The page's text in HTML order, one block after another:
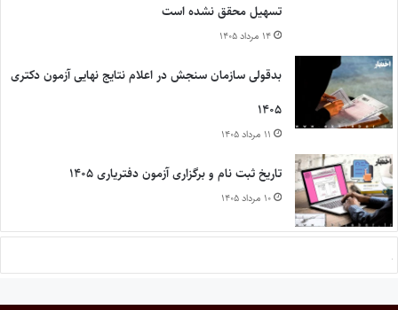
تسهیل محقق نشده است
۱۴ مرداد ۱۴۰۵
بدقولی سازمان سنجش در اعلام نتایج نهایی آزمون دکتری
۱۴۰۵
۱۱ مرداد ۱۴۰۵
تاریخ ثبت نام و برگزاری آزمون دفتریاری ۱۴۰۵
۱۰ مرداد ۱۴۰۵